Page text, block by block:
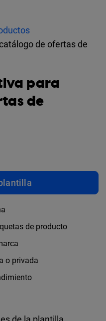
de ofertas de
para
de
de producto
o privada